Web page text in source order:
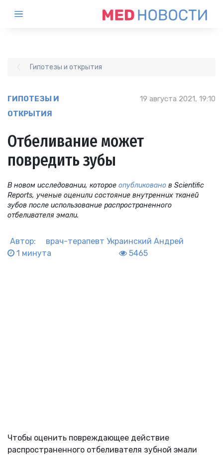
Гипотезы и открытия
ГИПОТЕЗЫ И
ОТКРЫТИЯ
19 августа 2021, 19:10
Отбеливание может
повредить зубы
В новом исследовании, которое опубликовано в Scientific
Reports, ученые оценили состояние внутренних тканей
зубов после использование распространенного
отбеливателя эмали.
Автор: врач-терапевт Украинский Андрей
1 минута
5465
Чтобы оценить повреждающее действие
распространенного отбеливателя зубной эмали